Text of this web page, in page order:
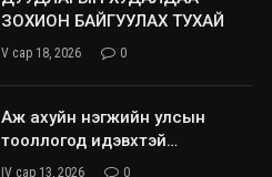
ЗОХИОН БАЙГУУЛАХ ТУХАЙ
V сар 18, 2026 0
Аж ахуйн нэгжийн улсын
тооллогод идэвхтэй
хамрагдана уу.
IV сар 13, 2026 0